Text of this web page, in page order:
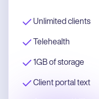
Unlimited clients
Telehealth
1GB of storage
Client portal text